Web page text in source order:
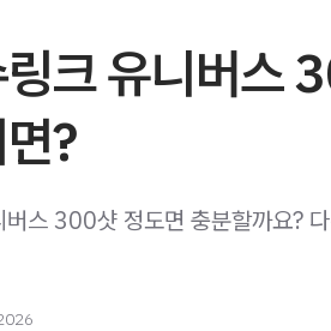
크 유니버스
?
버스 300샷 정도면 충분할까요?